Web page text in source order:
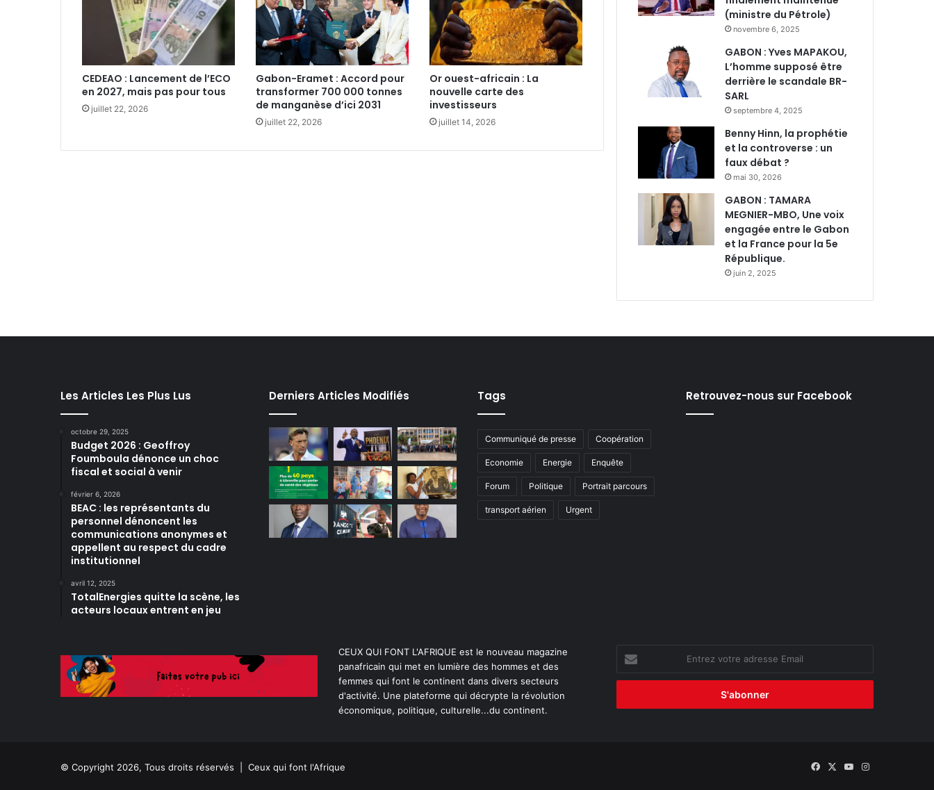
CEDEAO : Lancement de l’ECO
en 2027, mais pas pour tous‎
juillet 22, 2026
Gabon-Eramet : Accord pour
transformer 700 000 tonnes
de manganèse d’ici 2031
juillet 22, 2026
Or ouest-africain : La
nouvelle carte des
investisseurs‎
juillet 14, 2026
(ministre du Pétrole)
novembre 6, 2025
GABON : Yves MAPAKOU,
L’homme supposé être
derrière le scandale BR-
SARL
septembre 4, 2025
Benny Hinn, la prophétie
et la controverse : un
faux débat ?
mai 30, 2026
GABON : TAMARA
MEGNIER-MBO, Une voix
engagée entre le Gabon
et la France pour la 5e
République.
juin 2, 2025
Les Articles Les Plus Lus
octobre 29, 2025
Budget 2026 : Geoffroy
Foumboula dénonce un choc
fiscal et social à venir
février 6, 2026
BEAC : les représentants du
personnel dénoncent les
communications anonymes et
appellent au respect du cadre
institutionnel
avril 12, 2025
TotalEnergies quitte la scène, les
acteurs locaux entrent en jeu
Derniers Articles Modifiés Tags
Communiqué de presse Coopération
Economie Energie Enquête
Forum Politique Portrait parcours
transport aérien Urgent
Retrouvez-nous sur Facebook
CEUX QUI FONT L'AFRIQUE est le nouveau magazine
panafricain qui met en lumière des hommes et des
femmes qui font le continent dans divers secteurs
d'activité. Une plateforme qui décrypte la révolution
économique, politique, culturelle...du continent.
votre
adresse
© Copyright 2026, Tous droits réservés | Ceux qui font l'Afrique Facebook
X YouTubeInstagram